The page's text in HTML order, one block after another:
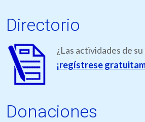
Directorio
¿Las actividades de
¡regístrese
Donaciones